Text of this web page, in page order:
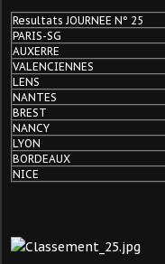
Resultats JOURNEE N° 25
PARIS-SG
AUXERRE
VALENCIENNES
LENS
NANTES
BREST
NANCY
LYON
BORDEAUX
NICE